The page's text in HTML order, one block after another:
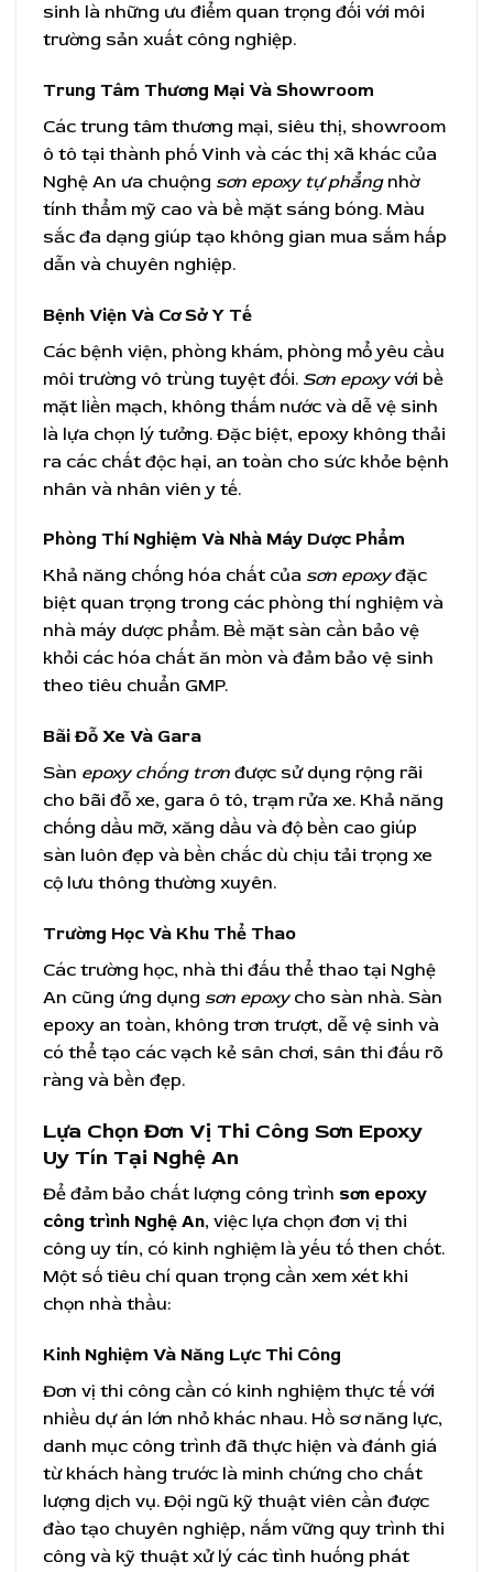
sinh là những ưu điểm quan trọng đối với môi
trường sản xuất công nghiệp.
Trung Tâm Thương Mại Và Showroom
Các trung tâm thương mại, siêu thị, showroom
ô tô tại thành phố Vinh và các thị xã khác của
Nghệ An ưa chuộng sơn epoxy tự phẳngnhờ
tính thẩm mỹ cao và bề mặt sáng bóng. Màu
sắc đa dạng giúp tạo không gian mua sắm hấp
dẫn và chuyên nghiệp.
Bệnh Viện Và Cơ Sở Y Tế
Các bệnh viện, phòng khám, phòng mổ yêu cầu
môi trường vô trùng tuyệt đối. Sơn epoxyvới bề
mặt liền mạch, không thấm nước và dễ vệ sinh
là lựa chọn lý tưởng. Đặc biệt, epoxy không thải
ra các chất độc hại, an toàn cho sức khỏe bệnh
nhân và nhân viên y tế.
Phòng Thí Nghiệm Và Nhà Máy Dược Phẩm
Khả năng chống hóa chất của sơn epoxyđặc
biệt quan trọng trong các phòng thí nghiệm và
nhà máy dược phẩm. Bề mặt sàn cần bảo vệ
khỏi các hóa chất ăn mòn và đảm bảo vệ sinh
theo tiêu chuẩn GMP.
Bãi Đỗ Xe Và Gara
Sàn epoxy chống trơn được sử dụng rộng rãi
cho bãi đỗ xe, gara ô tô, trạm rửa xe. Khả năng
chống dầu mỡ, xăng dầu và độ bền cao giúp
sàn luôn đẹp và bền chắc dù chịu tải trọng xe
cộ lưu thông thường xuyên.
Trường Học Và Khu Thể Thao
Các trường học, nhà thi đấu thể thao tại Nghệ
An cũng ứng dụng sơn epoxycho sàn nhà. Sàn
epoxy an toàn, không trơn trượt, dễ vệ sinh và
có thể tạo các vạch kẻ sân chơi, sân thi đấu rõ
ràng và bền đẹp.
Lựa Chọn Đơn Vị Thi Công Sơn Epoxy
Uy Tín Tại Nghệ An
Để đảm bảo chất lượng công trình sơn epoxy
công trình Nghệ An, việc lựa chọn đơn vị thi
công uy tín, có kinh nghiệm là yếu tố then chốt.
Một số tiêu chí quan trọng cần xem xét khi
chọn nhà thầu:
Kinh Nghiệm Và Năng Lực Thi Công
Đơn vị thi công cần có kinh nghiệm thực tế với
nhiều dự án lớn nhỏ khác nhau. Hồ sơ năng lực,
danh mục công trình đã thực hiện và đánh giá
từ khách hàng trước là minh chứng cho chất
lượng dịch vụ. Đội ngũ kỹ thuật viên cần được
đào tạo chuyên nghiệp, nắm vững quy trình thi
công và kỹ thuật xử lý các tình huống phát